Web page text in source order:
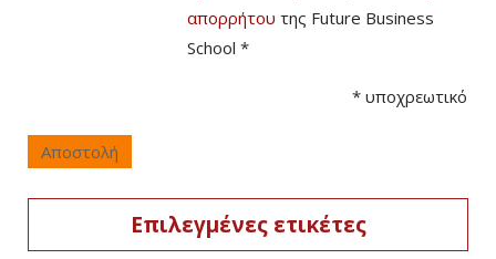
απορρήτου της Future Business
School *
* υποχρεωτικό
Αποστολή
Επιλεγμένες ετικέτες